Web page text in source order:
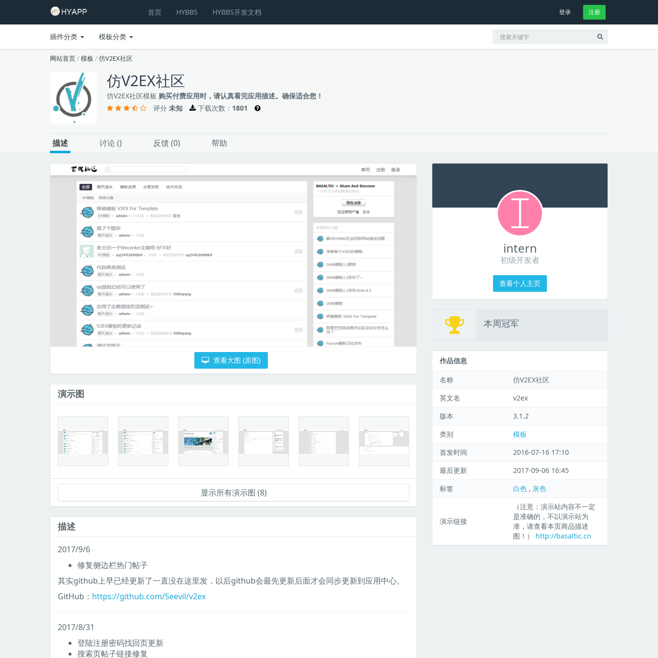
首页 HYBBS HYBBS开发文档 登录 注册
插件分类 模板分类
网站首页/模板 /仿V2EX社区
仿V2EX社区
仿V2EX社区模板 购买付费应用时，请认真看完应用描述。确保适合您！
评分 未知 下载次数： 1801
描述 讨论 () 反馈 (0) 帮助
查看大图 (原图)
演示图
显示所有演示图 (8)
描述
2017/9/6
修复侧边栏热门帖子
其实github上早已经更新了一直没在这里发，以后github会最先更新后面才会同步更新到应用中心。
GitHub： https://github.com/Seevil/v2ex
2017/8/31
登陆注册密码找回页更新
搜索页帖子链接修复
intern
初级开发者
查看个人主页
本周冠军
作品信息
名称
仿V2EX社区
英文名
v2ex
版本
3.1.2
类别
模板
首发时间
2016-07-16 17:10
最后更新
2017-09-06 16:45
标签
白色 , 灰色
演示链接
（注意：演示站内容不一定
是准确的，不以演示站为
准，请查看本页商品描述
图！） http://basaltic.cn